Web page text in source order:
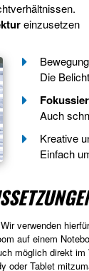
einzusetzen
Die
Auch
Kreative
Einfach
verwenden
auf einem
möglich direkt im
oder Tablet